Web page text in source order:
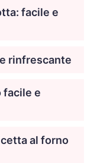
facile e
rinfrescante
facile e
al forno